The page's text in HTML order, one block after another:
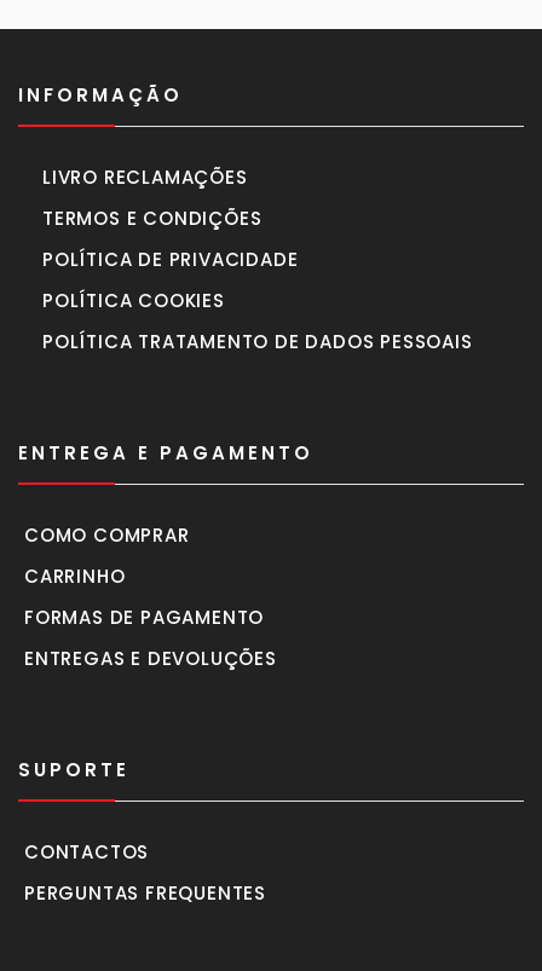
INFORMAÇÃO
LIVRO RECLAMAÇÕES
TERMOS E CONDIÇÕES
POLÍTICA DE PRIVACIDADE
POLÍTICA COOKIES
POLÍTICA TRATAMENTO DE DADOS PESSOAIS
ENTREGA E PAGAMENTO
COMO COMPRAR
CARRINHO
FORMAS DE PAGAMENTO
ENTREGAS E DEVOLUÇÕES
SUPORTE
CONTACTOS
PERGUNTAS FREQUENTES